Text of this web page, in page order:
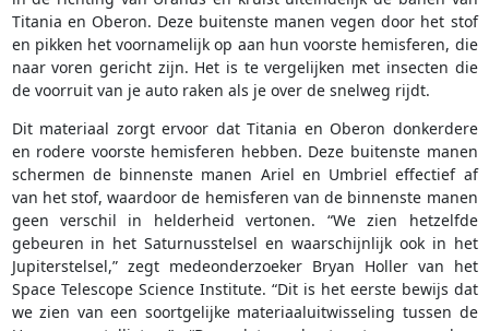
Titania en Oberon. Deze buitenste manen vegen door het stof
en pikken het voornamelijk op aan hun voorste hemisferen, die
naar voren gericht zijn. Het is te vergelijken met insecten die
de voorruit van je auto raken als je over de snelweg rijdt.
Dit materiaal zorgt ervoor dat Titania en Oberon donkerdere
en rodere voorste hemisferen hebben. Deze buitenste manen
schermen de binnenste manen Ariel en Umbriel effectief af
van het stof, waardoor de hemisferen van de binnenste manen
geen verschil in helderheid vertonen. “We zien hetzelfde
gebeuren in het Saturnusstelsel en waarschijnlijk ook in het
Jupiterstelsel,” zegt medeonderzoeker Bryan Holler van het
Space Telescope Science Institute. “Dit is het eerste bewijs dat
we zien van een soortgelijke materiaaluitwisseling tussen de